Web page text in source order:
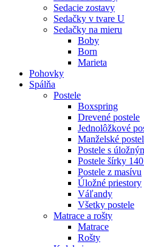
Sedacie zostavy
Sedačky v tvare U
Sedačky na mieru
Boby
Born
Marieta
Pohovky
Spálňa
Postele
Boxspring
Drevené postele
Jednolôžkové
Manželské
Postele s
Postele šírky
Postele z masívu
Úložné priestory
Váľandy
Všetky postele
Matrace a rošty
Matrace
Rošty